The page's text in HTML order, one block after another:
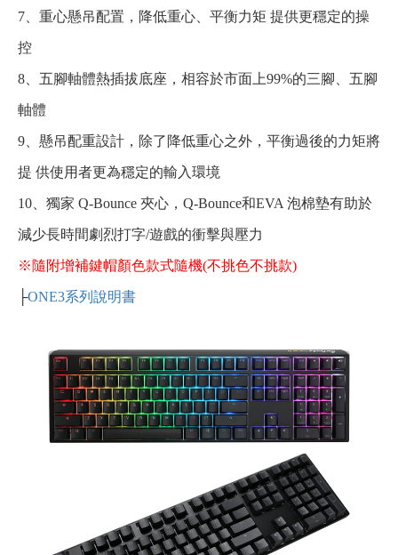
7、重心懸吊配置，降低重心、平衡力矩 提供更穩定的操
控
8、五腳軸體熱插拔底座，相容於市面上99%的三腳、五腳
軸體
9、懸吊配重設計，除了降低重心之外，平衡過後的力矩將
提 供使用者更為穩定的輸入環境
10、獨家 Q-Bounce 夾心，Q-Bounce和EVA 泡棉墊有助於
減少長時間劇烈打字/遊戲的衝擊與壓力
※隨附增補鍵帽顏色款式隨機(不挑色不挑款)
├ONE3系列說明書